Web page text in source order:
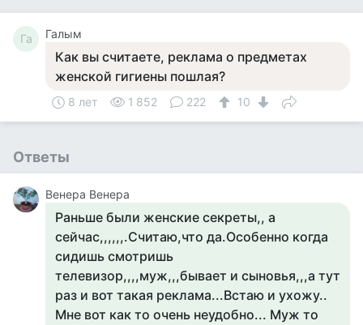
Га Галым
Как вы считаете, реклама о предметах
женской гигиены пошлая?
8 лет 1 852 222 10
Ответы
Венера Венера
Раньше были женские секреты,, а
сейчас,,,,,,.Считаю,что да.Особенно когда
сидишь смотришь
телевизор,,,,муж,,,бывает и сыновья,,,а тут
раз и вот такая реклама...Встаю и ухожу..
Мне вот как то очень неудобно... Муж то